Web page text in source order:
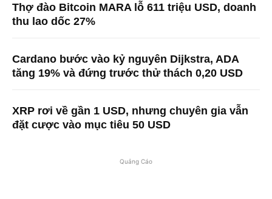
Thợ đào Bitcoin MARA lỗ 611 triệu USD, doanh
thu lao dốc 27%
Cardano bước vào kỷ nguyên Dijkstra, ADA
tăng 19% và đứng trước thử thách 0,20 USD
XRP rơi về gần 1 USD, nhưng chuyên gia vẫn
đặt cược vào mục tiêu 50 USD
Quảng Cáo